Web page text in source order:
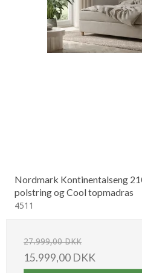
Nordmark Kontinentalseng
polstring og Cool topmadras
4511
27.999,00 DKK
15.999,00 DKK